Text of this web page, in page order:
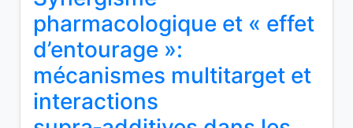
pharmacologique et « effet
d’entourage »:
mécanismes multitarget et
interactions